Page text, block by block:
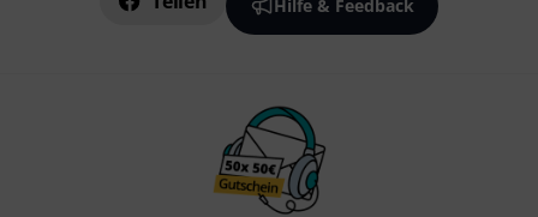
Hilfe & Feedback